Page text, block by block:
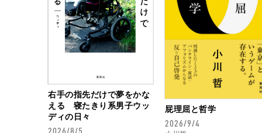
右手の指先だけで夢をかな
える 寝たきり系男子ウッ
ディの日々
屁理屈と哲学
2026/9/4